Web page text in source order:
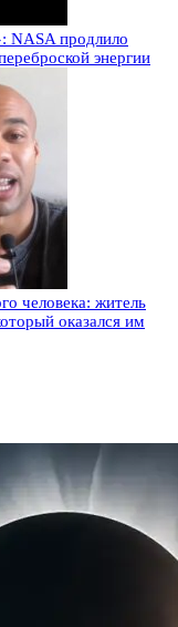
NASA продлило
энергии
человека: житель
оказался им